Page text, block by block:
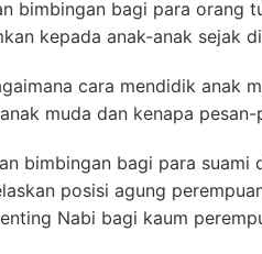
bimbingan bagi para orang
kepada anak-anak sejak
cara mendidik anak
muda dan kenapa
bimbingan bagi para
posisi agung
Nabi bagi kaum